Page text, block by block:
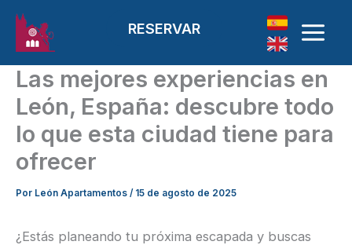
Ir al contenido
RESERVAR
Las mejores experiencias en
León, España: descubre todo
lo que esta ciudad tiene para
ofrecer
Por León Apartamentos / 15 de agosto de 2025
¿Estás planeando tu próxima escapada y buscas